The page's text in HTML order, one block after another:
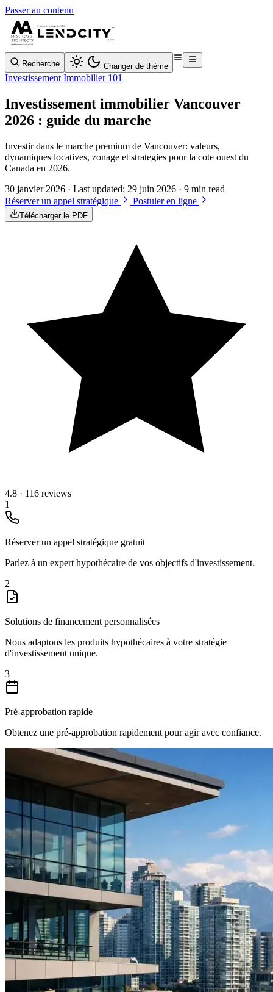
Passer au contenu
Recherche Changer de thème
Investissement Immobilier 101
Investissement immobilier Vancouver
2026 : guide du marche
Investir dans le marche premium de Vancouver: valeurs,
dynamiques locatives, zonage et strategies pour la cote ouest du
Canada en 2026.
30 janvier 2026 · Last updated: 29 juin 2026 · 9 min read
Réserver un appel stratégique
Postuler en ligne
Télécharger le PDF
4.8 · 116 reviews
1
Réserver un appel stratégique gratuit
Parlez à un expert hypothécaire de vos objectifs d'investissement.
2
Solutions de financement personnalisées
Nous adaptons les produits hypothécaires à votre stratégie
d'investissement unique.
3
Pré-approbation rapide
Obtenez une pré-approbation rapidement pour agir avec confiance.